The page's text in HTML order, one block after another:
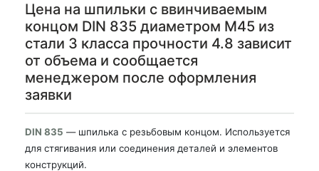
Цена на шпильки с ввинчиваемым
концом DIN 835 диаметром М45 из
стали 3 класса прочности 4.8 зависит
от объема и сообщается
менеджером после оформления
заявки
DIN 835 — шпилька с резьбовым концом. Используется
для стягивания или соединения деталей и элементов
конструкций.